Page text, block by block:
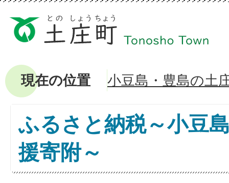
現在の位置 小豆島・豊島の土
ふるさと納税～小豆
援寄附～